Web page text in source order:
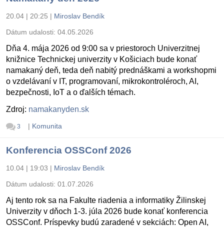
20.04 | 20:25 | Miroslav Bendík
Dátum udalosti: 04.05.2026
Dňa 4. mája 2026 od 9:00 sa v priestoroch Univerzitnej
knižnice Technickej univerzity v Košiciach bude konať
namakaný deň, teda deň nabitý prednáškami a workshopmi
o vzdelávaní v IT, programovaní, mikrokontroléroch, AI,
bezpečnosti, IoT a o ďalších témach.
Zdroj: namakanyden.sk
3 | Komunita
Konferencia OSSConf 2026
10.04 | 19:03 | Miroslav Bendík
Dátum udalosti: 01.07.2026
Aj tento rok sa na Fakulte riadenia a informatiky Žilinskej
Univerzity v dňoch 1-3. júla 2026 bude konať konferencia
OSSConf. Príspevky budú zaradené v sekciách: Open AI,